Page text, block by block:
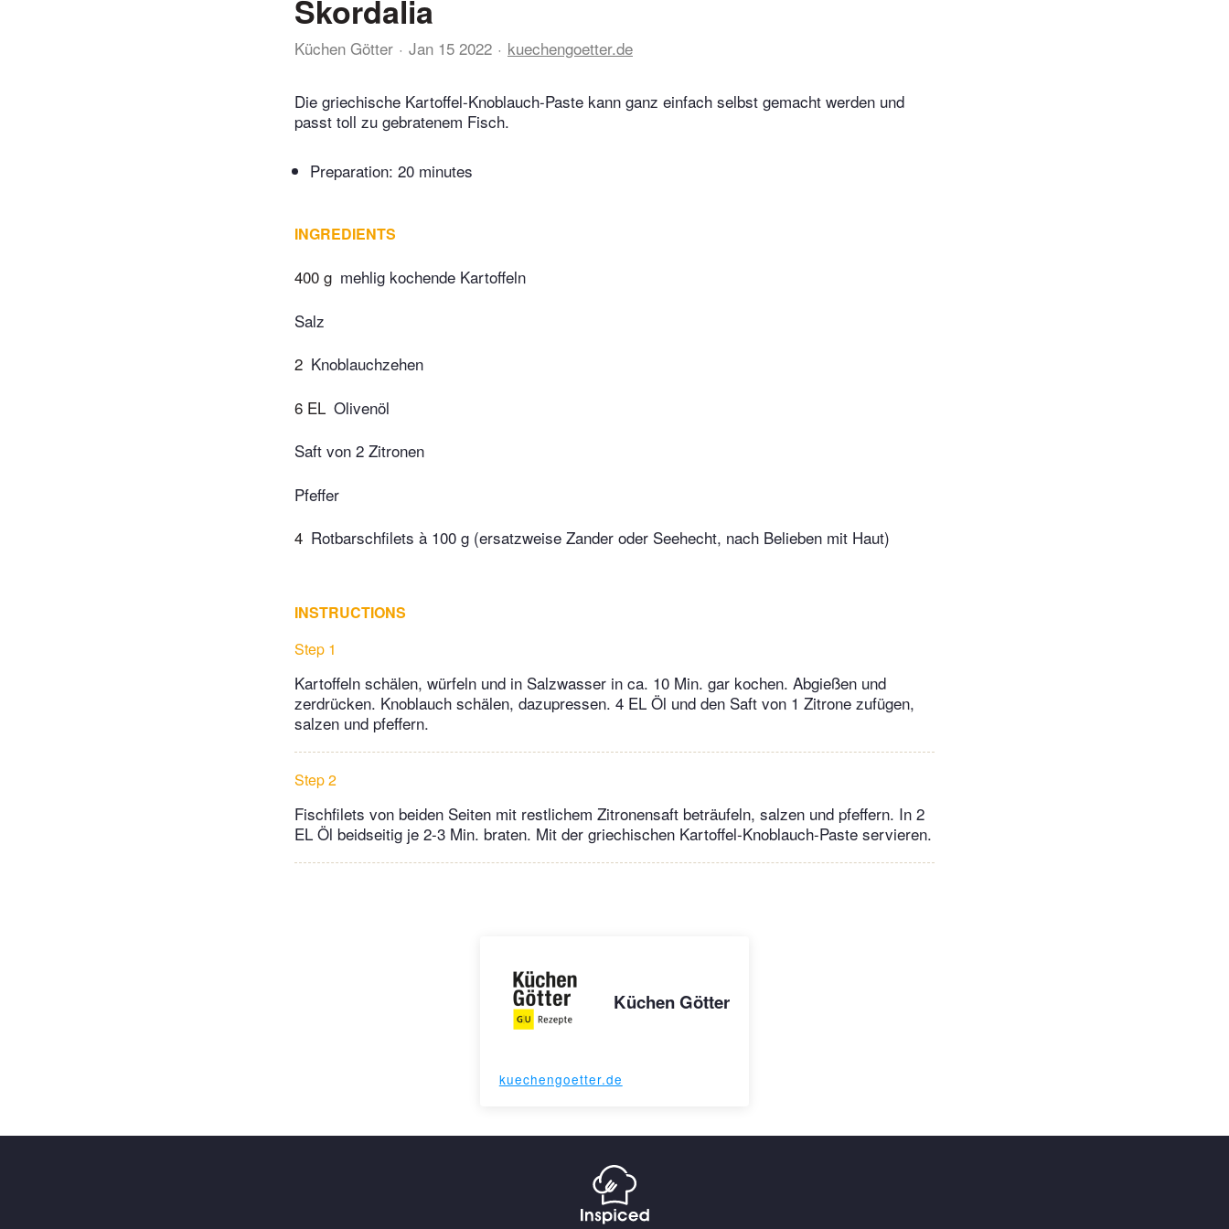
Skordalia
Küchen Götter Jan 15 2022 kuechengoetter.de
Die griechische Kartoffel-Knoblauch-Paste kann ganz einfach selbst gemacht werden und
passt toll zu gebratenem Fisch.
Preparation: 20 minutes
INGREDIENTS
400 g mehlig kochende Kartoffeln
Salz
2 Knoblauchzehen
6 EL Olivenöl
Saft von 2 Zitronen
Pfeffer
4 Rotbarschfilets à 100 g (ersatzweise Zander oder Seehecht, nach Belieben mit Haut)
INSTRUCTIONS
Step 1
Kartoffeln schälen, würfeln und in Salzwasser in ca. 10 Min. gar kochen. Abgießen und
zerdrücken. Knoblauch schälen, dazupressen. 4 EL Öl und den Saft von 1 Zitrone zufügen,
salzen und pfeffern.
Step 2
Fischfilets von beiden Seiten mit restlichem Zitronensaft beträufeln, salzen und pfeffern. In 2
EL Öl beidseitig je 2-3 Min. braten. Mit der griechischen Kartoffel-Knoblauch-Paste servieren.
Küchen Götter
kuechengoetter.de